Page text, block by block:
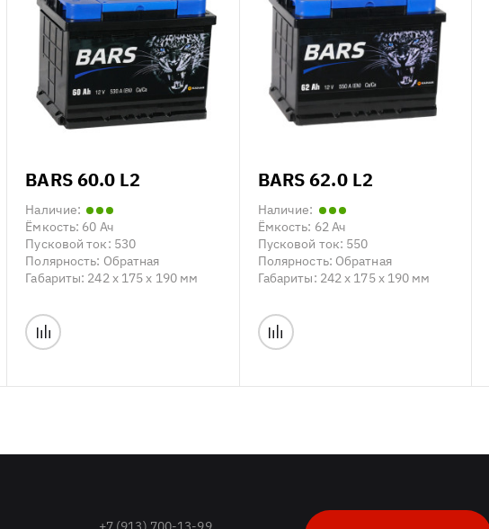
BARS 60.0 L2
Наличие:
Ёмкость: 60 Ач
Пусковой ток: 530
Полярность: Обратная
Габариты: 242 x 175 x 190 мм
BARS 62.0 L2
Наличие:
Ёмкость: 62 Ач
Пусковой ток: 550
Полярность: Обратная
Габариты: 242 x 175 x 190 мм